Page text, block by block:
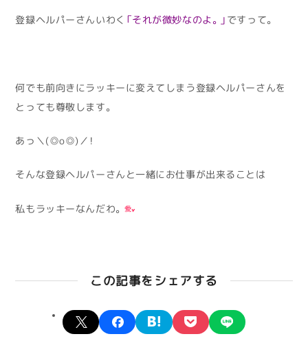
登録ヘルパーさんいわく 「それが微妙なのよ。」 ですって。
何でも前向きにラッキーに変えてしまう登録ヘルパーさんを
とっても尊敬します。
あっ＼(◎o◎)／！
そんな登録ヘルパーさんと一緒にお仕事が出来ることは
私もラッキーなんだわ。
この記事をシェアする
X facebookhatena pocket